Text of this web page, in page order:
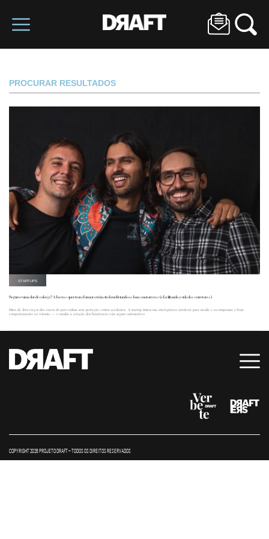
PROCURAR RESULTADOS
STARTUPS
Seguro é uma dor de cabeça? A Justos quer transformar o trânsito beneficiando os bons motoristas (e facilitando a vida dos corretores)
Mais de dois terços dos carros do país rodam sem proteção contra acidentes. A startup Justos usa inteligência artificial para medir e recompensar o bom
comportamento ao volante — e mudar a relação dos brasileiros com seguro automotivo.
COPYRIGHT 2026 PROJETO DRAFT – TODOS OS DIREITOS RESERVADOS